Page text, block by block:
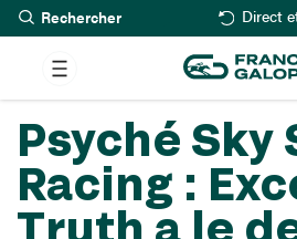
Aller
au
Rechercher Direct
Psyché Sky
Racing :
Truth a le